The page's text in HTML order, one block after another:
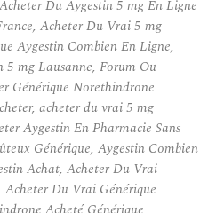
Du Aygestin 5 mg En Ligne
Acheter Du Vrai 5 mg
Aygestin Combien En Ligne,
mg Lausanne, Forum Ou
Générique Norethindrone
acheter du vrai 5 mg
Aygestin En Pharmacie Sans
Générique, Aygestin Combien
Achat, Acheter Du Vrai
Du Vrai Générique